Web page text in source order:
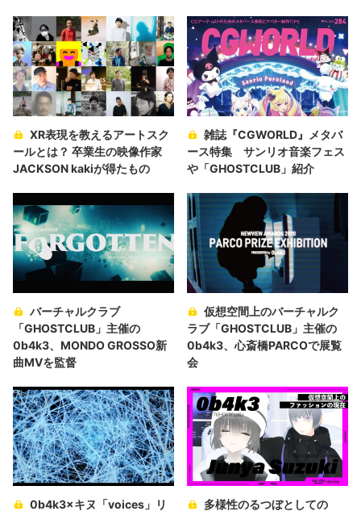
XR表現を教えるアートスク
ールとは？ 卒業生の映像作家
JACKSON kakiが得たもの
雑誌『CGWORLD』メタバ
ース特集 サンリオ音楽フェス
や「GHOSTCLUB」紹介
バーチャルクラブ
「GHOSTCLUB」主催の
0b4k3、MONDO GROSSO新
曲MVを監督
仮想空間上のバーチャルク
ラブ「GHOSTCLUB」主催の
0b4k3、心斎橋PARCOで展覧
会
0b4k3×キヌ「voices」リ 多様性のるつぼとしての